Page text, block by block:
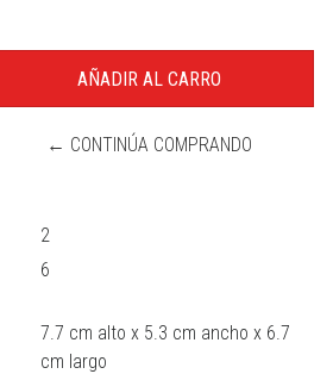
← CONTINÚA COMPRANDO
2
6
7.7 cm alto x 5.3 cm ancho x 6.7
cm largo